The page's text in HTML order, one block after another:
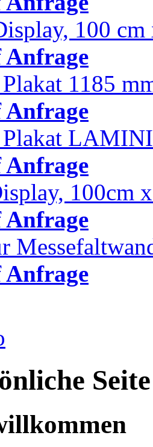
100 cm
Anfrage
1185
Anfrage
Anfrage
100cm
Anfrage
Anfrage
Seite